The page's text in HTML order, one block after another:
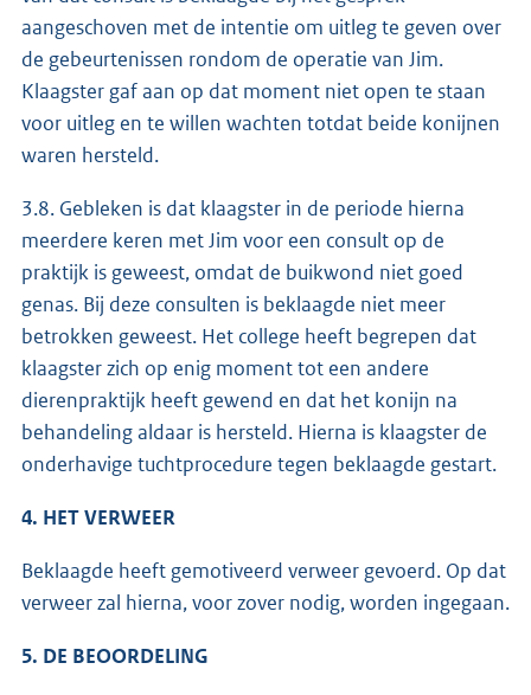
aangeschoven met de intentie om uitleg te geven over
de gebeurtenissen rondom de operatie van Jim.
Klaagster gaf aan op dat moment niet open te staan
voor uitleg en te willen wachten totdat beide konijnen
waren hersteld.
3.8. Gebleken is dat klaagster in de periode hierna
meerdere keren met Jim voor een consult op de
praktijk is geweest, omdat de buikwond niet goed
genas. Bij deze consulten is beklaagde niet meer
betrokken geweest. Het college heeft begrepen dat
klaagster zich op enig moment tot een andere
dierenpraktijk heeft gewend en dat het konijn na
behandeling aldaar is hersteld. Hierna is klaagster de
onderhavige tuchtprocedure tegen beklaagde gestart.
4. HET VERWEER
Beklaagde heeft gemotiveerd verweer gevoerd. Op dat
verweer zal hierna, voor zover nodig, worden ingegaan.
5. DE BEOORDELING